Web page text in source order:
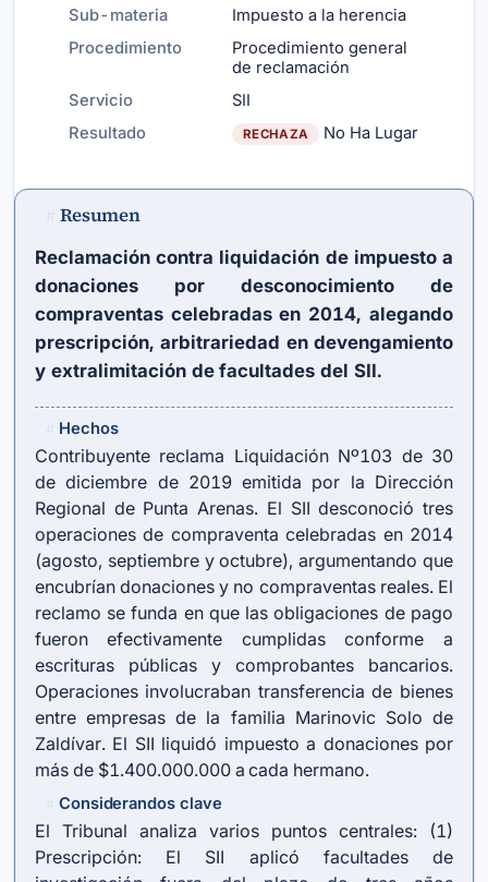
Sub-materia
Impuesto a la herencia
Procedimiento
Procedimiento general
de reclamación
Servicio
SII
Resultado
RECHAZA No Ha Lugar
Resumen
Reclamación contra liquidación de impuesto a
donaciones por desconocimiento de
compraventas celebradas en 2014, alegando
prescripción, arbitrariedad en devengamiento
y extralimitación de facultades del SII.
Hechos
Contribuyente reclama Liquidación Nº103 de 30
de diciembre de 2019 emitida por la Dirección
Regional de Punta Arenas. El SII desconoció tres
operaciones de compraventa celebradas en 2014
(agosto, septiembre y octubre), argumentando que
encubrían donaciones y no compraventas reales. El
reclamo se funda en que las obligaciones de pago
fueron efectivamente cumplidas conforme a
escrituras públicas y comprobantes bancarios.
Operaciones involucraban transferencia de bienes
entre empresas de la familia Marinovic Solo de
Zaldívar. El SII liquidó impuesto a donaciones por
más de $1.400.000.000 a cada hermano.
Considerandos clave
El Tribunal analiza varios puntos centrales: (1)
Prescripción: El SII aplicó facultades de